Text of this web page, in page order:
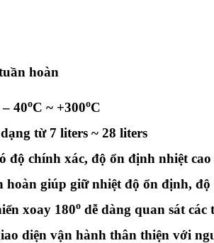
hoàn
40oC ~ +300oC
từ 7 liters ~ 28 liters
độ chính xác, độ ổn định nhiệt cao
hoàn giúp giữ nhiệt độ ổn định,
xoay 180o dễ dàng quan sát
diện vận hành thân thiện với